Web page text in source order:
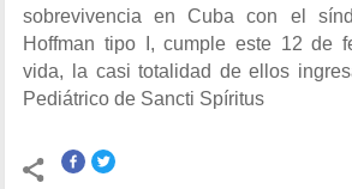
sobrevivencia en Cuba con el
Hoffman tipo I, cumple este 12 de
vida, la casi totalidad de ellos
Pediátrico de Sancti Spíritus